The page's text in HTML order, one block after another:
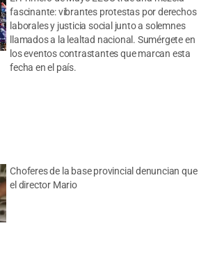
fascinante: vibrantes protestas por derechos
laborales y justicia social junto a solemnes
llamados a la lealtad nacional. Sumérgete en
los eventos contrastantes que marcan esta
fecha en el país.
Choferes de la base provincial denuncian que
el director Mario